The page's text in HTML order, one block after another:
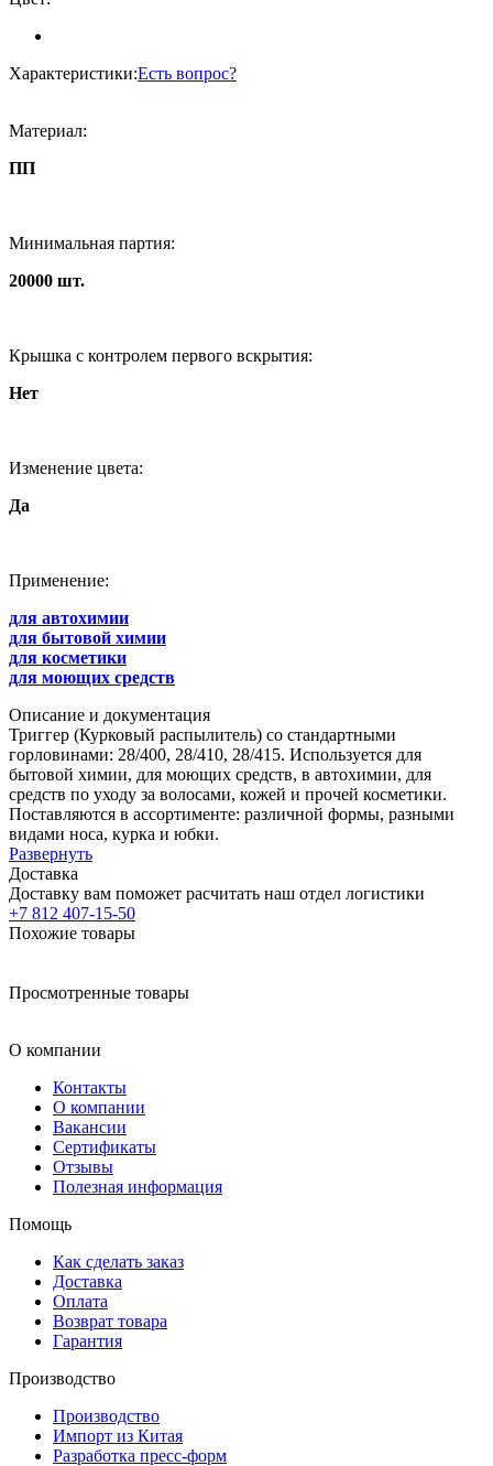
Характеристики:Есть вопрос?
Материал:
ПП
Минимальная партия:
20000 шт.
Крышка с контролем первого вскрытия:
Нет
Изменение цвета:
Да
Применение:
для автохимии
для бытовой химии
для косметики
для моющих средств
Описание и документация
Триггер (Курковый распылитель) со стандартными
горловинами: 28/400, 28/410, 28/415. Используется для
бытовой химии, для моющих средств, в автохимии, для
средств по уходу за волосами, кожей и прочей косметики.
Поставляются в ассортименте: различной формы, разными
видами носа, курка и юбки.
Развернуть
Доставка
Доставку вам поможет расчитать наш отдел логистики
+7 812 407-15-50
Похожие товары
Просмотренные товары
О компании
Контакты
О компании
Вакансии
Сертификаты
Отзывы
Полезная информация
Помощь
Как сделать заказ
Доставка
Оплата
Возврат товара
Гарантия
Производство
Производство
Импорт из Китая
Разработка пресс-форм